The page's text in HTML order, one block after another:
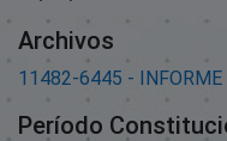
Archivos
11482-6445 -
Período